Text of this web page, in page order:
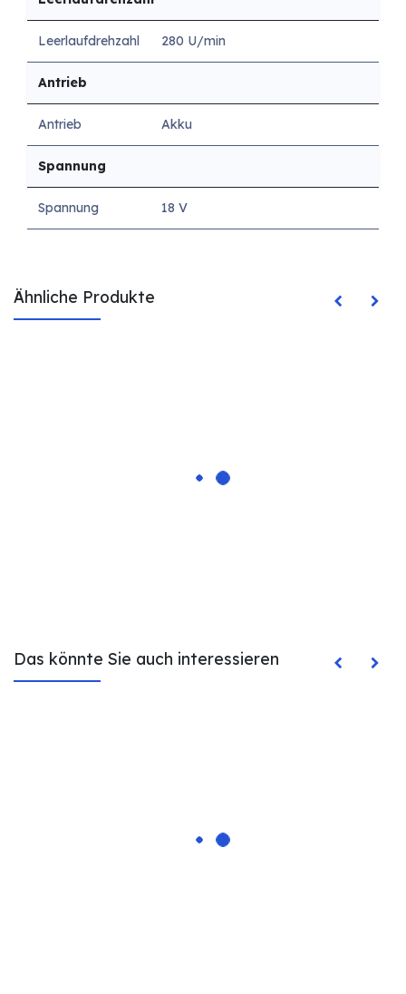
Leerlaufdrehzahl 280 U/min
Antrieb
Antrieb Akku
Spannung
Spannung 18 V
Ähnliche Produkte
Das könnte Sie auch interessieren